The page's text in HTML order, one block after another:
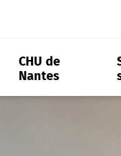
CHU de
Nantes